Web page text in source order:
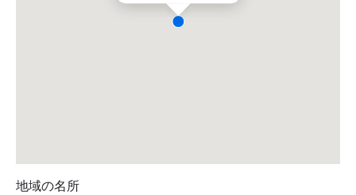
地域の名所